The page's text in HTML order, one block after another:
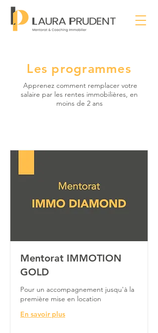
Les programmes
Apprenez comment remplacer votre
salaire par les rentes immobilières, en
moins de 2 ans
Mentorat IMMOTION
GOLD
Pour un accompagnement jusqu'à la
première mise en location
En savoir plus